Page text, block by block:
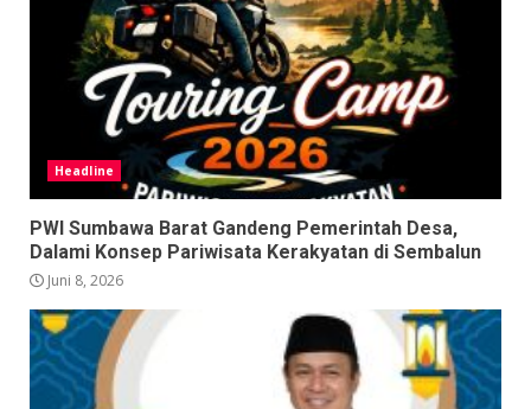
Headline
PWI Sumbawa Barat Gandeng Pemerintah Desa,
Dalami Konsep Pariwisata Kerakyatan di Sembalun
Juni 8, 2026